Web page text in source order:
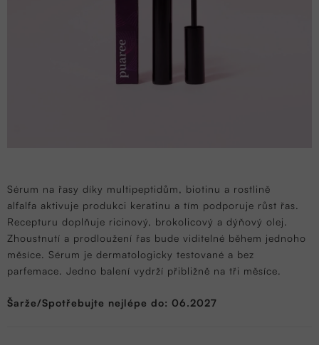
Sérum na řasy díky multipeptidům, biotinu a rostlině
alfalfa aktivuje produkci keratinu a tím podporuje růst řas.
Recepturu doplňuje ricinový, brokolicový a dýňový olej.
Zhoustnutí a prodloužení řas bude viditelné během jednoho
měsíce. Sérum je dermatologicky testované a bez
parfemace. Jedno balení vydrží přibližně na tři měsíce.
Šarže/Spotřebujte nejlépe do: 06.2027